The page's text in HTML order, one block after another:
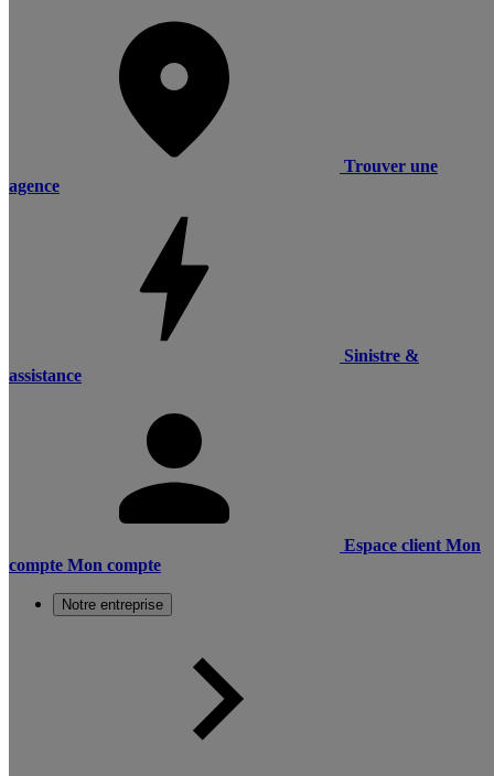
Trouver une
agence
Sinistre &
assistance
Espace client Mon
compte Mon compte
Notre entreprise